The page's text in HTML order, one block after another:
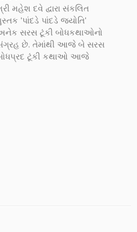
મહેશ દવે દ્વારા સંકલિત
'પાંદડે પાંદડે જ્યોતિ'
સરસ ટૂંકી બોધકથાઓનો
છે. તેમાંથી આજે બે સરસ
ટૂંકી કથાઓ આજે